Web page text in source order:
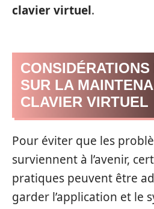
clavier virtuel.
SUR LA
CLAVIER VIRTUEL
Pour éviter que les
surviennent à l’avenir,
pratiques peuvent être
garder l’application et le